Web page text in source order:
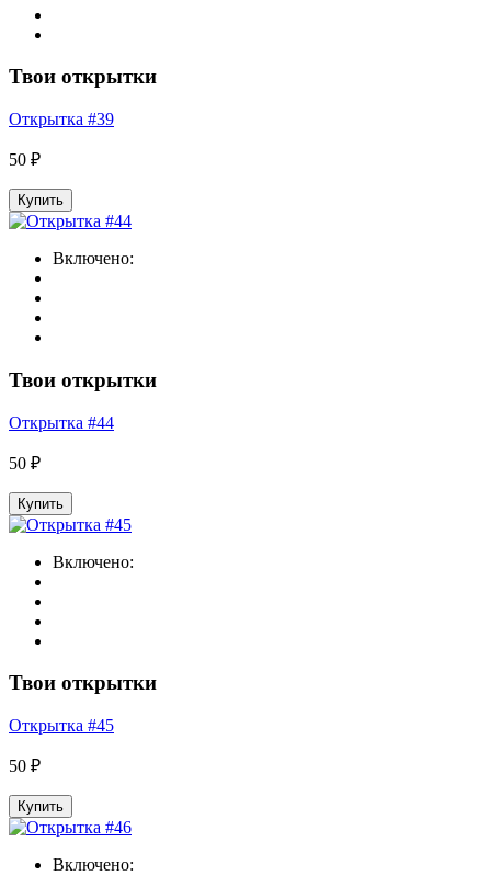
Твои открытки
Открытка #39
50 ₽
Купить
Включено:
Твои открытки
Открытка #44
50 ₽
Купить
Включено:
Твои открытки
Открытка #45
50 ₽
Купить
Включено: